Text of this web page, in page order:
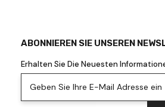
ABONNIEREN SIE UNSEREN
Erhalten Sie Die Neuesten
Geben Sie Ihre E-Mail Adresse ein